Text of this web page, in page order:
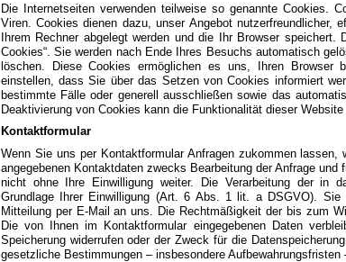
Die Internetseiten verwenden teilweise so genannte Cookies.
Viren. Cookies dienen dazu, unser Angebot
Ihrem Rechner abgelegt werden und die Ihr Browser
Cookies“. Sie werden nach Ende Ihres Besuchs automatisch
löschen. Diese Cookies ermöglichen es uns, Ihren Browser
einstellen, dass Sie über das Setzen von Cookies informiert
bestimmte Fälle oder generell ausschließen sowie das
Deaktivierung von Cookies kann die Funktionalität dieser Website
Kontaktformular
Wenn Sie uns per Kontaktformular Anfragen zukommen
angegebenen Kontaktdaten zwecks Bearbeitung der Anfrage
nicht ohne Ihre Einwilligung weiter. Die Verarbeitung der in
Grundlage Ihrer Einwilligung (Art. 6 Abs. 1 lit. a DSGVO).
Mitteilung per E-Mail an uns. Die Rechtmäßigkeit der bis zum
Die von Ihnen im Kontaktformular eingegebenen Daten
Speicherung widerrufen oder der Zweck für die
gesetzliche Bestimmungen – insbesondere Aufbewahrungsfristen